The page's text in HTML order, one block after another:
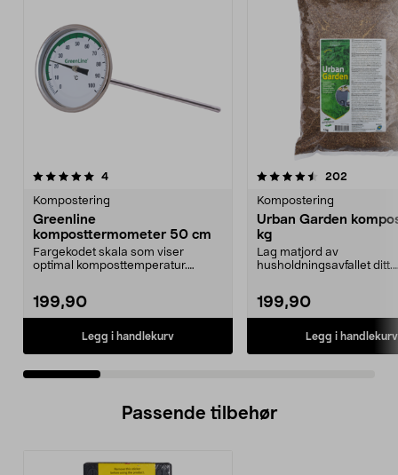
4anmeldelser
Kompostering
Greenline
komposttermometer 50 cm
Fargekodet skala som viser
optimal komposttemperatur.
199,90
Legg i handlekurv
4.5 av 5 stjerner 202
Kompostering
Urban Garden
kg
Lag matjord av
husholdningsavfallet ditt.
199,90
Legg i handlekurv
4.0 av 5 stjerner
Passende tilbehør